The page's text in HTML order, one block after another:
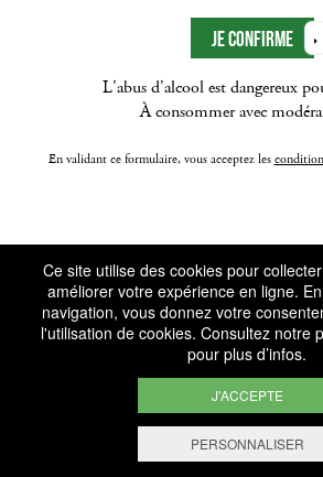
L'abus d'alcool est dangereux
À consommer avec
En validant ce formulaire, vous acceptez les
Ce site utilise des cookies pour
améliorer votre expérience en ligne.
navigation, vous donnez votre
l'utilisation de cookies. Consultez notre
pour plus d’infos.
J'ACCEPTE
PERSONNALISER